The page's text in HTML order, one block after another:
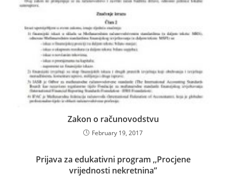
Zakon o računovodstvu
February 19, 2017
Prijava za edukativni program ,,Procjene
vrijednosti nekretnina”